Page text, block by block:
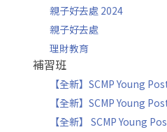
親子好去處 2024
親子好去處
理財教育
補習班
【全新】SCMP Young
【全新】SCMP Young
【全新】 SCMP Young